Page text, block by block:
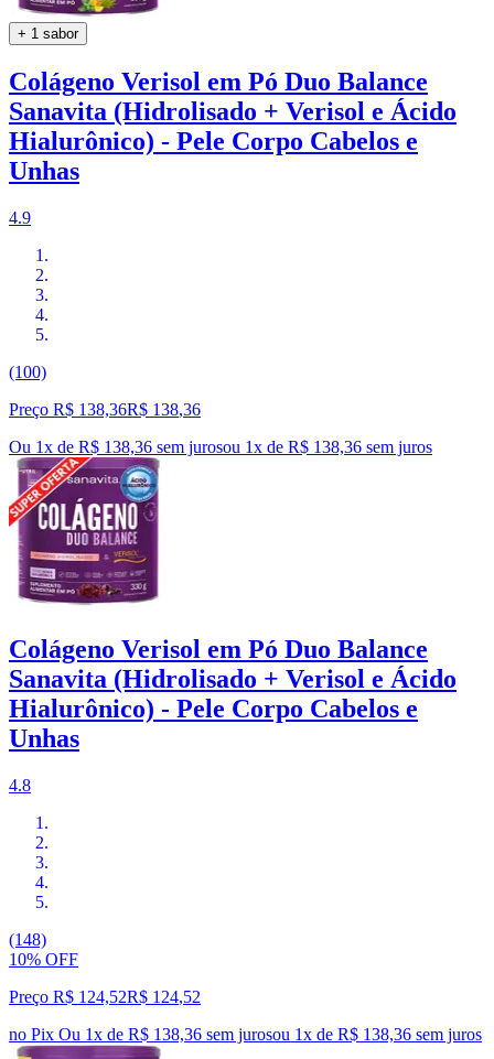
+ 1 sabor
Colágeno Verisol em Pó Duo Balance
Sanavita (Hidrolisado + Verisol e Ácido
Hialurônico) - Pele Corpo Cabelos e
Unhas
4.9
(100)
Preço R$ 138,36R$ 138,36
Ou 1x de R$ 138,36 sem jurosou 1x de R$ 138,36 sem juros
Colágeno Verisol em Pó Duo Balance
Sanavita (Hidrolisado + Verisol e Ácido
Hialurônico) - Pele Corpo Cabelos e
Unhas
4.8
(148)
10% OFF
Preço R$ 124,52R$ 124,52
no Pix Ou 1x de R$ 138,36 sem jurosou 1x de R$ 138,36 sem juros